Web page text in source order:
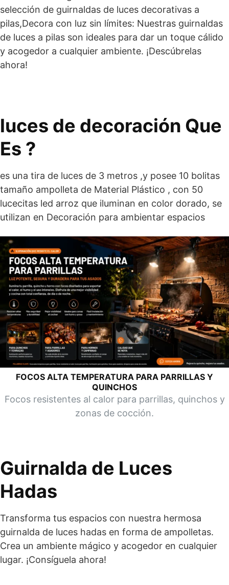
selección de guirnaldas de luces decorativas a
pilas,Decora con luz sin límites: Nuestras guirnaldas
de luces a pilas son ideales para dar un toque cálido
y acogedor a cualquier ambiente. ¡Descúbrelas
ahora!
luces de decoración Que
Es ?
es una tira de luces de 3 metros ,y posee 10 bolitas
tamaño ampolleta de Material Plástico , con 50
lucecitas led arroz que iluminan en color dorado, se
utilizan en Decoración para ambientar espacios
FOCOS ALTA TEMPERATURA PARA PARRILLAS Y
QUINCHOS
Focos resistentes al calor para parrillas, quinchos y
zonas de cocción.
Guirnalda de Luces
Hadas
Transforma tus espacios con nuestra hermosa
guirnalda de luces hadas en forma de ampolletas.
Crea un ambiente mágico y acogedor en cualquier
lugar. ¡Consíguela ahora!